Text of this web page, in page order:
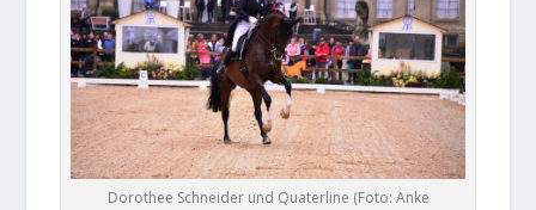
Dorothee Schneider und Quaterline (Foto: Anke